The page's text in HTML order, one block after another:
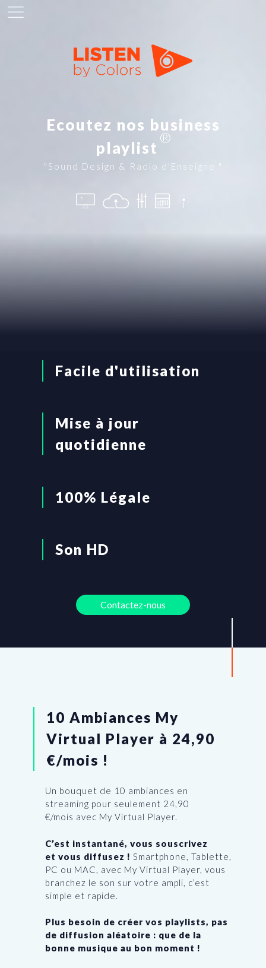
Ecoutez nos business
playlist
®
"Sound Design & Radio d'Enseigne "
Facile d'utilisation
Mise à jour
quotidienne
100% Légale
Son HD
Contactez-nous
10 Ambiances My
Virtual Player à 24,90
€/mois !
Un bouquet de 10 ambiances en
streaming pour seulement 24,90
€/mois avec My Virtual Player.
C’est instantané, vous souscrivez
et vous diffusez ! Smartphone, Tablette,
PC ou MAC, avec My Virtual Player, vous
branchez le son sur votre ampli, c’est
simple et rapide.
Plus besoin de créer vos playlists, pas
de diffusion aléatoire : que de la
bonne musique au bon moment !